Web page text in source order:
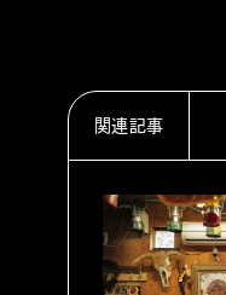
関連記事